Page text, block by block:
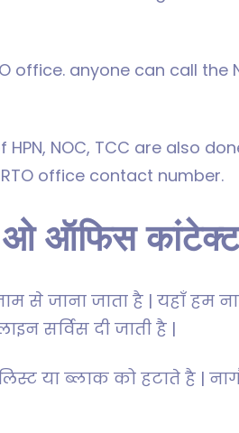
office. anyone can call
NOC, TCC are also
office contact number.
ओ ऑफिस
से जाना जाता है | यहाँ हम
सर्विस दी जाती है |
या ब्लाक को हटाते है |